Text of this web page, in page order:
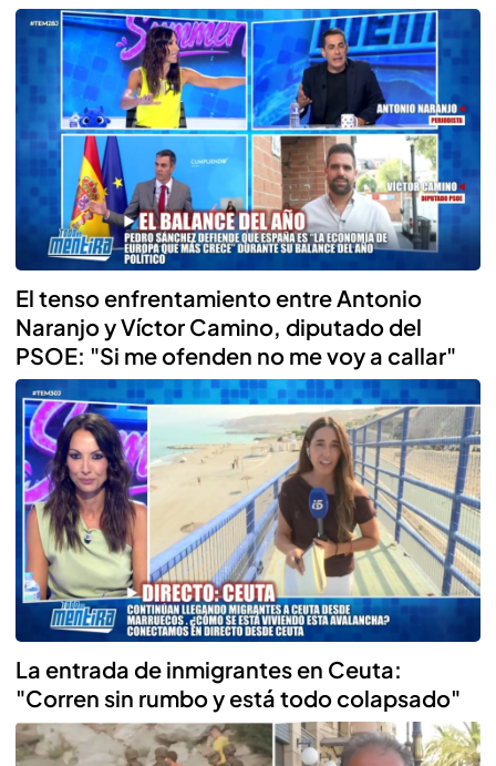
El tenso enfrentamiento entre Antonio
Naranjo y Víctor Camino, diputado del
PSOE: "Si me ofenden no me voy a callar"
La entrada de inmigrantes en Ceuta:
"Corren sin rumbo y está todo colapsado"